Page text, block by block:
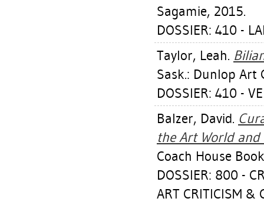
Sagamie, 2015.
DOSSIER: 410 -
Taylor, Leah.
Sask.: Dunlop Art
DOSSIER: 410 -
Balzer, David.
the Art World and
Coach House
DOSSIER: 800 -
ART CRITICISM &